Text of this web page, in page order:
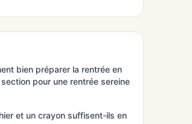
bien préparer la rentrée en
pour une rentrée sereine
et un crayon suffisent-ils en